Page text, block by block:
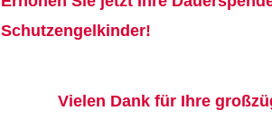
Schutzengelkinder!
Vielen Dank für Ihre